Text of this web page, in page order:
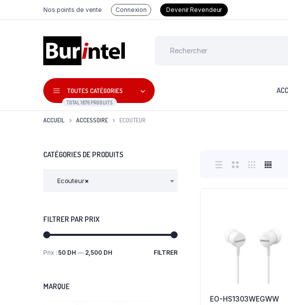
Nos points de vente Connexion Devenir Revendeur
TOUTES CATÉGORIES
TOTAL 1876 PRODUITS
ACCUEIL ACCESSOIRE ECOUTEUR
EO-HS1303WEGWW
CATÉGORIES DE PRODUITS
×
Ecouteur
FILTRER PAR PRIX
Prix
Prix
FILTRER
Prix :50 DH — 2,500 DH
MARQUE